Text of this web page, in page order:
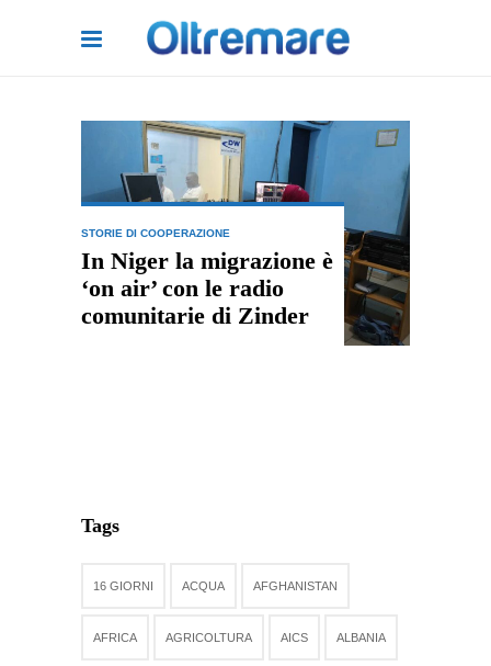
STORIE DI COOPERAZIONE
In Niger la migrazione è
‘on air’ con le radio
comunitarie di Zinder
Tags
16 GIORNI ACQUA AFGHANISTAN
AFRICA AGRICOLTURA AICS ALBANIA